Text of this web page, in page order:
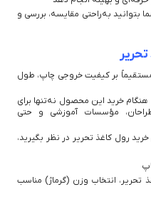
بتوانید به‌راحتی مقایسه، بررسی و
مستقیماً بر کیفیت خروجی چاپ، طول
خرید این محصول نه‌تنها برای
مؤسسات آموزشی و حتی
رول کاغذ تحریر در نظر بگیرید،
تحریر، انتخاب وزن (گرماژ) مناسب